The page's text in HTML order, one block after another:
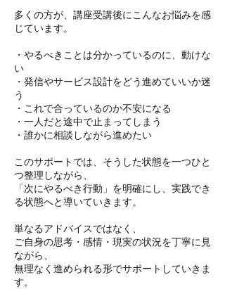
多くの方が、講座受講後にこんなお悩みを感
じています。
・やるべきことは分かっているのに、動けな
い
・発信やサービス設計をどう進めていいか迷
う
・これで合っているのか不安になる
・一人だと途中で止まってしまう
・誰かに相談しながら進めたい
このサポートでは、そうした状態を一つひと
つ整理しながら、
「次にやるべき行動」を明確にし、実践でき
る状態へと導いていきます。
単なるアドバイスではなく、
ご自身の思考・感情・現実の状況を丁寧に見
ながら、
無理なく進められる形でサポートしていきま
す。